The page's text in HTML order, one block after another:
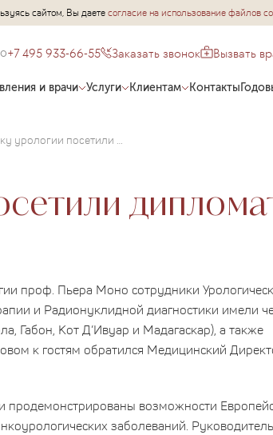
сайтом, Вы даетесогласие на использование файлов
+7 495 933-66-55 Заказать звонок Вызвать
и врачи Услуги Клиентам Контакты
Клинику урологии посетили дипломаты
проф. Пьера Моно сотрудники
и Радионуклидной диагностики имели
Габон, Кот Д’Ивуар и Мадагаскар), а также
к гостям обратился Медицинский
возможности
заболеваний.